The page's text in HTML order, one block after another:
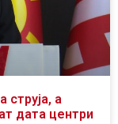
струја, а
дата центри